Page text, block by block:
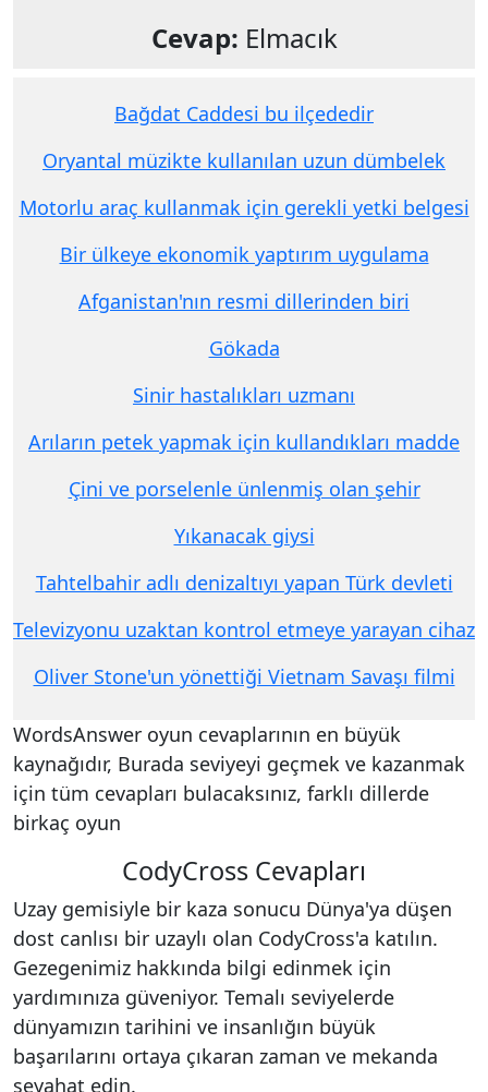
Cevap: Elmacık
Bağdat Caddesi bu ilçededir
Oryantal müzikte kullanılan uzun dümbelek
Motorlu araç kullanmak için gerekli yetki belgesi
Bir ülkeye ekonomik yaptırım uygulama
Afganistan'nın resmi dillerinden biri
Gökada
Sinir hastalıkları uzmanı
Arıların petek yapmak için kullandıkları madde
Çini ve porselenle ünlenmiş olan şehir
Yıkanacak giysi
Tahtelbahir adlı denizaltıyı yapan Türk devleti
Televizyonu uzaktan kontrol etmeye yarayan cihaz
Oliver Stone'un yönettiği Vietnam Savaşı filmi
WordsAnswer oyun cevaplarının en büyük
kaynağıdır, Burada seviyeyi geçmek ve kazanmak
için tüm cevapları bulacaksınız, farklı dillerde
birkaç oyun
CodyCross Cevapları
Uzay gemisiyle bir kaza sonucu Dünya'ya düşen
dost canlısı bir uzaylı olan CodyCross'a katılın.
Gezegenimiz hakkında bilgi edinmek için
yardımınıza güveniyor. Temalı seviyelerde
dünyamızın tarihini ve insanlığın büyük
başarılarını ortaya çıkaran zaman ve mekanda
seyahat edin.